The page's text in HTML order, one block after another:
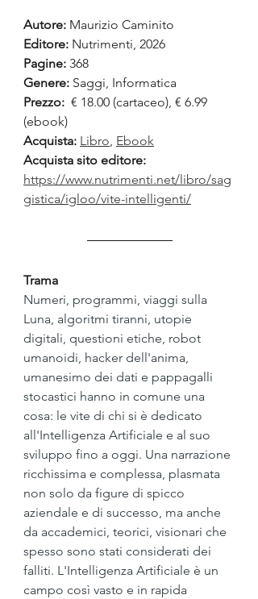
Autore: Maurizio Caminito
Editore: Nutrimenti, 2026
Pagine: 368
Genere: Saggi, Informatica
Prezzo: € 18.00 (cartaceo), € 6.99
(ebook)
Acquista: Libro, Ebook
Acquista sito editore:
https://www.nutrimenti.net/libro/sag
gistica/igloo/vite-intelligenti/
Trama
Numeri, programmi, viaggi sulla
Luna, algoritmi tiranni, utopie
digitali, questioni etiche, robot
umanoidi, hacker dell'anima,
umanesimo dei dati e pappagalli
stocastici hanno in comune una
cosa: le vite di chi si è dedicato
all'Intelligenza Artificiale e al suo
sviluppo fino a oggi. Una narrazione
ricchissima e complessa, plasmata
non solo da figure di spicco
aziendale e di successo, ma anche
da accademici, teorici, visionari che
spesso sono stati considerati dei
falliti. L'Intelligenza Artificiale è un
campo così vasto e in rapida